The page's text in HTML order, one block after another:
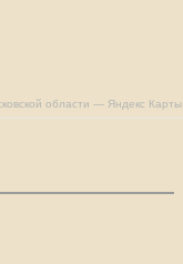
области — Яндекс Карты